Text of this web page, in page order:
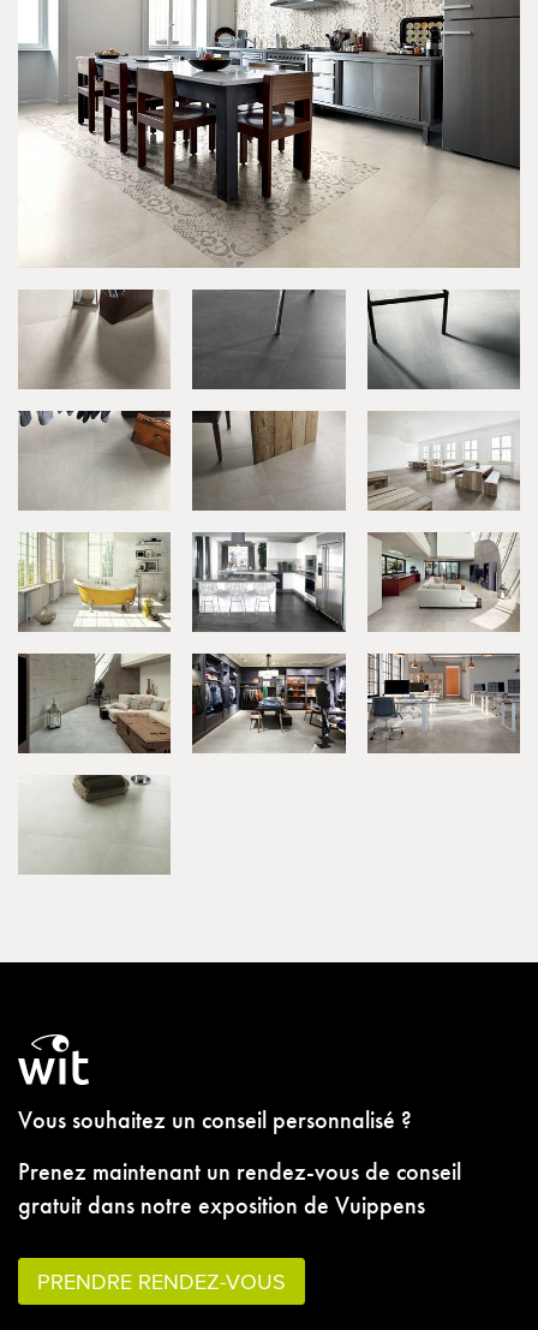
Vous souhaitez un conseil personnalisé ?
Prenez maintenant un rendez-vous de conseil
gratuit dans notre exposition de Vuippens
PRENDRE RENDEZ-VOUS